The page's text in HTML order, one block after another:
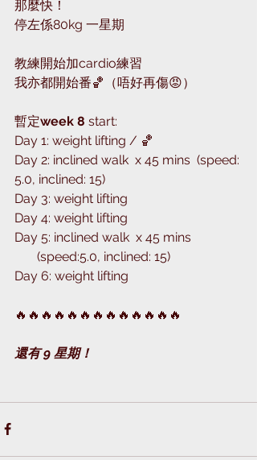
那麼快！
停左係80kg 一星期
教練開始加cardio練習
我亦都開始番🏀（唔好再傷😡）
暫定week 8 start:
Day 1: weight lifting / 🏀
Day 2: inclined walk  x 45 mins  (speed:
5.0, inclined: 15)
Day 3: weight lifting
Day 4: weight lifting
Day 5: inclined walk  x 45 mins
       (speed:5.0, inclined: 15)
Day 6: weight lifting
🔥🔥🔥🔥🔥🔥🔥🔥🔥🔥🔥🔥🔥
還有 9 星期！